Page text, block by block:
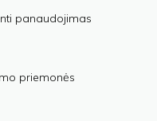
panaudojimas
priemonės